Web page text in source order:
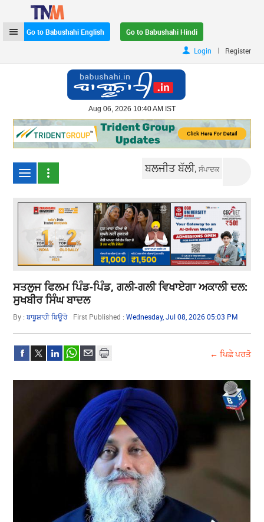
Go to Babushahi English
Go to Babushahi Hindi
Login
| Register
Aug 06, 2026 10:40 AM IST
ਬਲਜੀਤ ਬੱਲੀ,ਸੰਪਾਦਕ
ਸਤਲੁਜ ਫਿਲਮ ਪਿੰਡ-ਪਿੰਡ, ਗਲੀ-ਗਲੀ ਵਿਖਾਏਗਾ ਅਕਾਲੀ ਦਲ:
ਸੁਖਬੀਰ ਸਿੰਘ ਬਾਦਲ
By :ਬਾਬੂਸ਼ਾਹੀ ਬਿਊਰੋ First Published :Wednesday, Jul 08, 2026 05:03 PM
← ਪਿਛੇ ਪਰਤੋ